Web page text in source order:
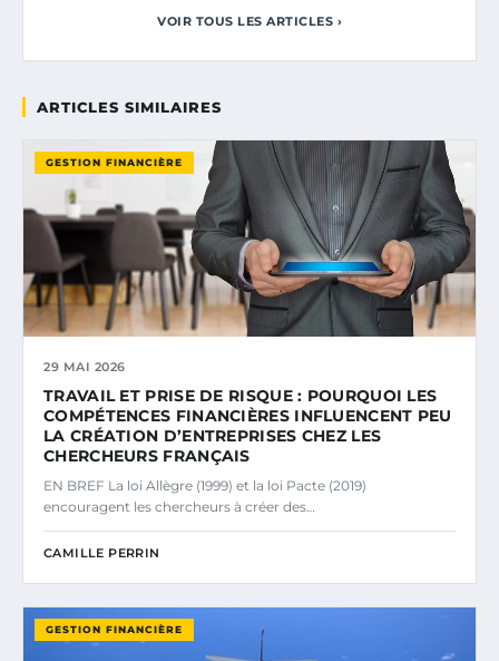
VOIR TOUS LES ARTICLES ›
ARTICLES SIMILAIRES
GESTION FINANCIÈRE
29 MAI 2026
TRAVAIL ET PRISE DE RISQUE : POURQUOI LES
COMPÉTENCES FINANCIÈRES INFLUENCENT PEU
LA CRÉATION D’ENTREPRISES CHEZ LES
CHERCHEURS FRANÇAIS
EN BREF La loi Allègre (1999) et la loi Pacte (2019)
encouragent les chercheurs à créer des…
CAMILLE PERRIN
GESTION FINANCIÈRE